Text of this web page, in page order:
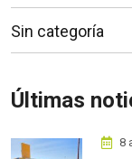
Sin categoría
Últimas
8